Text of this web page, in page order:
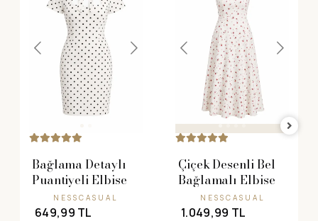
Bağlama Detaylı
Puantiyeli Elbise
NESSCASUAL
649,99 TL
Çiçek Desenli Bel
Bağlamalı Elbise
NESSCASUAL
1.049,99 TL